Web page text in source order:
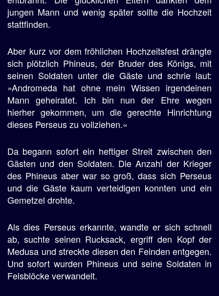
jungen Mann und wenig später sollte die Hochzeit
stattfinden.
Aber kurz vor dem fröhlichen Hochzeitsfest drängte
sich plötzlich Phineus, der Bruder des Königs, mit
seinen Soldaten unter die Gäste und schrie laut:
»Andromeda hat ohne mein Wissen irgendeinen
Mann geheiratet. Ich bin nun der Ehre wegen
hierher gekommen, um die gerechte Hinrichtung
dieses Perseus zu vollziehen.«
Da begann sofort ein heftiger Streit zwischen den
Gästen und den Soldaten. Die Anzahl der Krieger
des Phineus aber war so groß, dass sich Perseus
und die Gäste kaum verteidigen konnten und ein
Gemetzel drohte.
Als dies Perseus erkannte, wandte er sich schnell
ab, suchte seinen Rucksack, ergriff den Kopf der
Medusa und streckte diesen den Feinden entgegen.
Und sofort wurden Phineus und seine Soldaten in
Felsblöcke verwandelt.